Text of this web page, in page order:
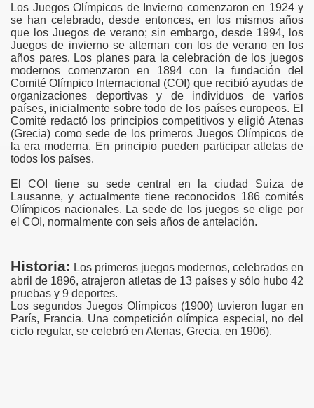
Los Juegos Olímpicos de Invierno comenzaron en 1924 y
se han celebrado, desde entonces, en los mismos años
que los Juegos de verano; sin embargo, desde 1994, los
Juegos de invierno se alternan con los de verano en los
años pares. Los planes para la celebración de los juegos
modernos comenzaron en 1894 con la fundación del
Comité Olí­mpico Internacional (COI) que recibió ayudas de
organizaciones deportivas y de individuos de varios
países, inicialmente sobre todo de los países europeos. El
Comité redactó los principios competitivos y eligió Atenas
(Grecia) como sede de los primeros Juegos Olímpicos de
la era moderna. En principio pueden participar atletas de
todos los países.
El COI tiene su sede central en la ciudad Suiza de
Lausanne, y actualmente tiene reconocidos 186 comités
Olímpicos nacionales. La sede de los juegos se elige por
el COI, normalmente con seis años de antelación.
Historia: Los primeros juegos modernos, celebrados en
abril de 1896, atrajeron atletas de 13 países y sólo hubo 42
pruebas y 9 deportes.
Los segundos Juegos Olímpicos (1900) tuvieron lugar en
Parí­s, Francia. Una competición olí­mpica especial, no del
ciclo regular, se celebró en Atenas, Grecia, en 1906).